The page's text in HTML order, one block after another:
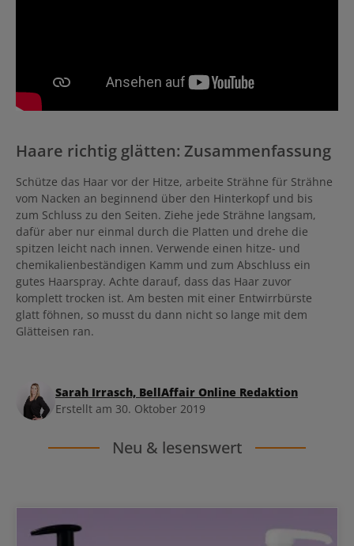
Halt und natürlichem Glanz. Performance Haarspray Wella: Die
TagNatürliches Finish ohne VerklebenUV-Schutz für gesundes
Haare richtig glätten: Zusammenfassung
Schütze das Haar vor der Hitze, arbeite Strähne für Strähne
vom Nacken an beginnend über den Hinterkopf und bis
zum Schluss zu den Seiten. Ziehe jede Strähne langsam,
dafür aber nur einmal durch die Platten und drehe die
spitzen leicht nach innen. Verwende einen hitze- und
chemikalienbeständigen Kamm und zum Abschluss ein
gutes Haarspray. Achte darauf, dass das Haar zuvor
komplett trocken ist. Am besten mit einer Entwirrbürste
glatt föhnen, so musst du dann nicht so lange mit dem
Glätteisen ran.
Sarah Irrasch, BellAffair Online Redaktion
Erstellt am 30. Oktober 2019
Neu & lesenswert